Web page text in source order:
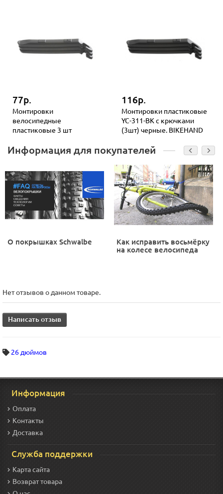
77р.
Монтировки
велосипедные
пластиковые 3 шт
116р.
Монтировки пластиковые
YC-311-BK с крючками
(3шт) черные. BIKEHAND
Информация для покупателей
О покрышках Schwalbe
Как исправить восьмёрку
на колесе велосипеда
Нет отзывов о данном товаре.
Написать отзыв
26 дюймов
Информация
Оплата
Контакты
Доставка
Служба поддержки
Карта сайта
Возврат товара